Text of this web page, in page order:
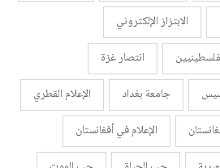
الابتزاز الإلكتروني
انتصار غزة
جامعة بغداد
الإعلام القطري
الإعلام في أفغانستان